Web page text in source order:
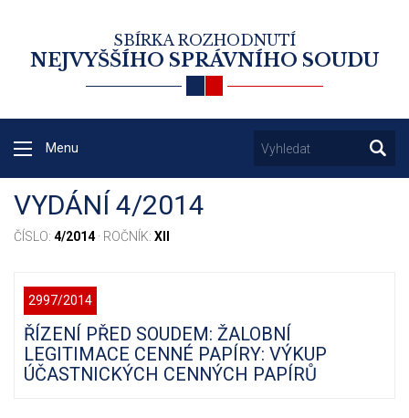
SBÍRKA ROZHODNUTÍ
NEJVYŠŠÍHO SPRÁVNÍHO SOUDU
Menu
VYDÁNÍ 4/2014
ČÍSLO: 4/2014· ROČNÍK: XII
2997/2014
ŘÍZENÍ PŘED SOUDEM: ŽALOBNÍ
LEGITIMACE CENNÉ PAPÍRY: VÝKUP
ÚČASTNICKÝCH CENNÝCH PAPÍRŮ